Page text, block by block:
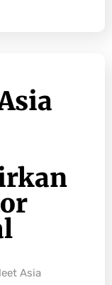
Asia